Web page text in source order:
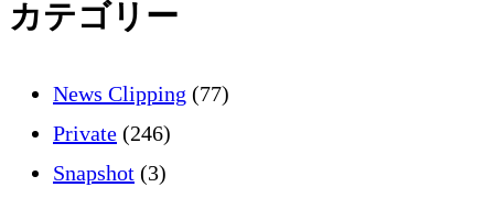
カテゴリー
News Clipping (77)
Private (246)
Snapshot (3)